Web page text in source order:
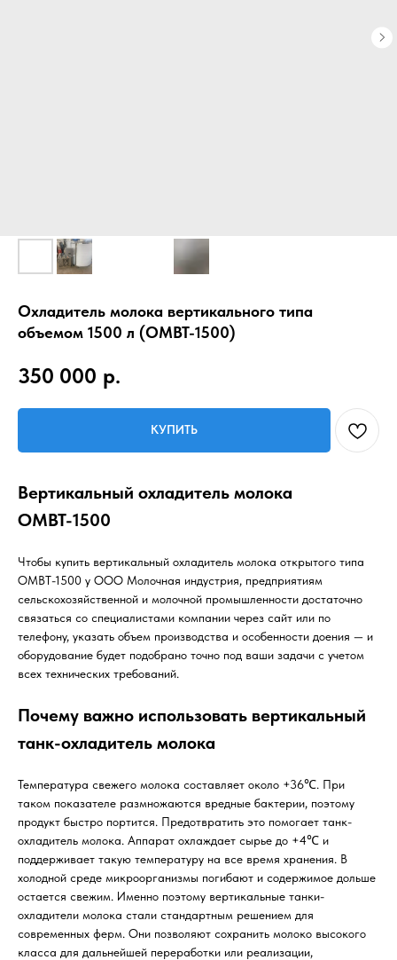
Охладитель молока вертикального типа
объемом 1500 л (ОМВТ-1500)
350 000 р.
КУПИТЬ
Вертикальный охладитель молока
ОМВТ-1500
Чтобы купить вертикальный охладитель молока открытого типа
ОМВТ-1500 у ООО Молочная индустрия, предприятиям
сельскохозяйственной и молочной промышленности достаточно
связаться со специалистами компании через сайт или по
телефону, указать объем производства и особенности доения — и
оборудование будет подобрано точно под ваши задачи с учетом
всех технических требований.
Почему важно использовать вертикальный
танк-охладитель молока
Температура свежего молока составляет около +36℃. При
таком показателе размножаются вредные бактерии, поэтому
продукт быстро портится. Предотвратить это помогает танк-
охладитель молока. Аппарат охлаждает сырье до +4℃ и
поддерживает такую температуру на все время хранения. В
холодной среде микроорганизмы погибают и содержимое дольше
остается свежим. Именно поэтому вертикальные танки-
охладители молока стали стандартным решением для
современных ферм. Они позволяют сохранить молоко высокого
класса для дальнейшей переработки или реализации,